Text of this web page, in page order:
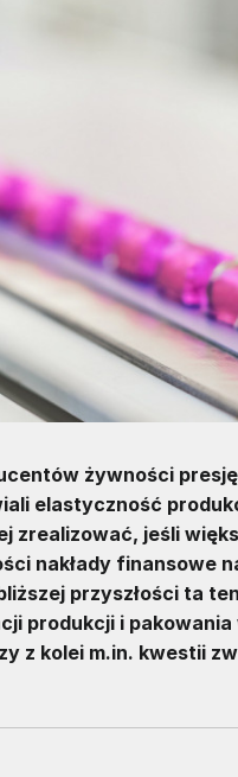
żywności
elastyczność
zrealizować, jeśli
nakłady finansowe
przyszłości ta
produkcji i
z kolei m.in. kwestii